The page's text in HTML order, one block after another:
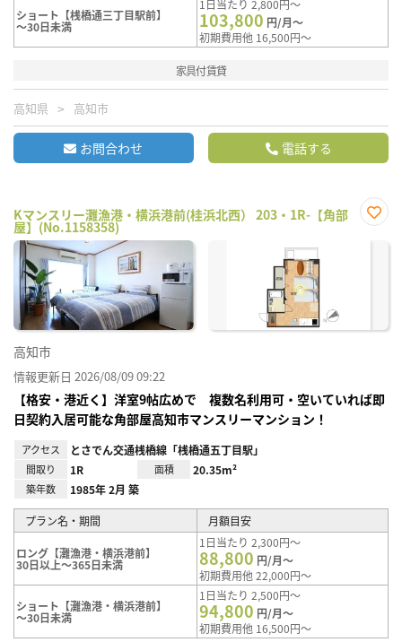
ショート【桟橋通三丁目駅前】
～30日未満
1日当たり 2,800円～
103,800 円/月～
初期費用他 16,500円～
家具付賃貸
高知県 高知市
お問合わせ 電話する
Kマンスリー灘漁港・横浜港前(桂浜北西） 203・1R-【角部
屋】(No.1158358)
に入
高知市
情報更新日 2026/08/09 09:22
【格安・港近く】洋室9帖広めで 複数名利用可・空いていれば即
日契約入居可能な角部屋高知市マンスリーマンション！
アクセス とさでん交通桟橋線「桟橋通五丁目駅」
間取り 1R 面積 20.35m²
築年数 1985年 2月 築
プラン名・期間 月額目安
ロング【灘漁港・横浜港前】
30日以上～365日未満
1日当たり 2,300円～
88,800 円/月～
初期費用他 22,000円～
ショート【灘漁港・横浜港前】
～30日未満
1日当たり 2,500円～
94,800 円/月～
初期費用他 16,500円～